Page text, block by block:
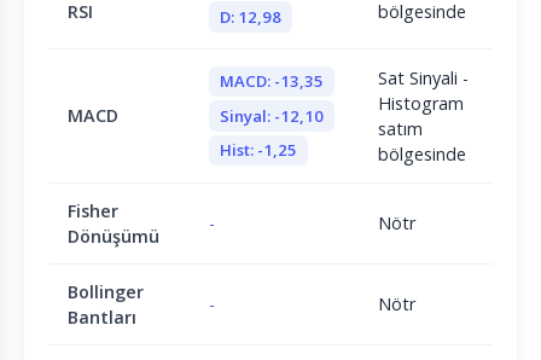
RSI
D: 12,98
bölgesinde
MACD
MACD: -13,35
Sinyal: -12,10
Hist: -1,25
Sat Sinyali -
Histogram
satım
bölgesinde
Fisher
Dönüşümü
- Nötr
Bollinger
Bantları
- Nötr